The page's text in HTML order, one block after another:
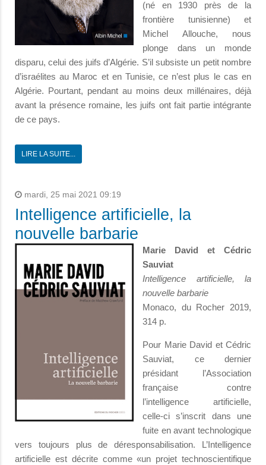
(né en 1930 près de la
frontière tunisienne) et
Michel Allouche, nous
plonge dans un monde
disparu, celui des juifs d’Algérie. S’il subsiste un petit nombre
d’israélites au Maroc et en Tunisie, ce n’est plus le cas en
Algérie. Pourtant, pendant au moins deux millénaires, déjà
avant la présence romaine, les juifs ont fait partie intégrante
de ce pays.
LIRE LA SUITE...
mardi, 25 mai 2021 09:19
Intelligence artificielle, la
nouvelle barbarie
Marie David et Cédric
Sauviat
Intelligence artificielle, la
nouvelle barbarie
Monaco, du Rocher 2019,
314 p.
Pour Marie David et Cédric
Sauviat, ce dernier
présidant l’Association
française contre
l’intelligence artificielle,
celle-ci s’inscrit dans une
fuite en avant technologique
vers toujours plus de déresponsabilisation. L’Intelligence
artificielle est décrite comme «un projet technoscientifique